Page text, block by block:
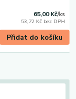
65,00 Kč/ks
53,72 Kč bez DPH
Přidat do košíku